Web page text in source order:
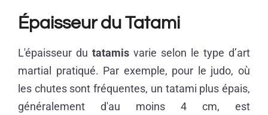
Épaisseur du Tatami
L'épaisseur du tatamis varie selon le type d’art
martial pratiqué. Par exemple, pour le judo, où
les chutes sont fréquentes, un tatami plus épais,
généralement d'au moins 4 cm, est